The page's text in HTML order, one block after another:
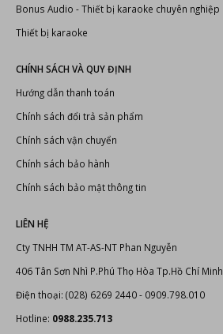
Bonus Audio -Thiết bị karaoke chuyên nghiệp
Thiết bị karaoke
CHÍNH SÁCH VÀ QUY ĐỊNH
Hướng dẫn thanh toán
Chính sách đổi trả sản phẩm
Chính sách vận chuyển
Chính sách bảo hành
Chính sách bảo mật thông tin
LIÊN HỆ
Cty TNHH TM AT-AS-NT Phan Nguyễn
406 Tân Sơn Nhì P.Phú Thọ Hòa Tp.Hồ Chí Minh
Điện thoại: (028) 6269 2440 - 0909.798.010
Hotline: 0988.235.713